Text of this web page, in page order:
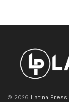
© 2026 Latina Press